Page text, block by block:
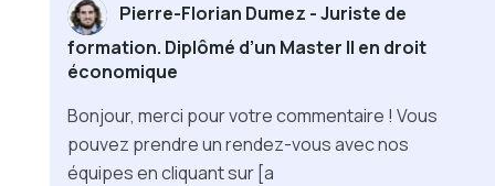
Pierre-Florian Dumez - Juriste de
formation. Diplômé d’un Master II en droit
économique
Bonjour, merci pour votre commentaire ! Vous
pouvez prendre un rendez-vous avec nos
équipes en cliquant sur [a